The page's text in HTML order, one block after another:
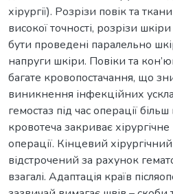
хірургії). Розрізи повік та
високої точності, розрізи
бути проведені паралельно
напруги шкіри. Повіки та
багате кровопостачання, що
виникнення інфекційних
гемостаз під час операції
кровотеча закриває
операції. Кінцевий
відстрочений за рахунок
взагалі. Адаптація країв